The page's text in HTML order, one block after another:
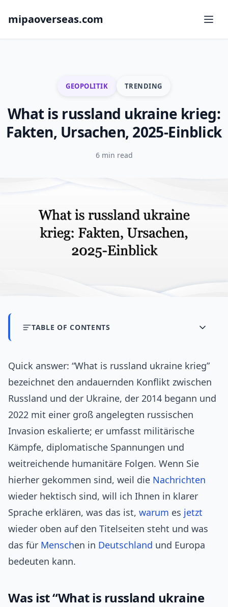
mipaoverseas.com
GEOPOLITIK TRENDING
What is russland ukraine krieg:
Fakten, Ursachen, 2025-Einblick
6 min read
TABLE OF CONTENTS
Quick answer: “What is russland ukraine krieg”
bezeichnet den andauernden Konflikt zwischen
Russland und der Ukraine, der 2014 begann und
2022 mit einer groß angelegten russischen
Invasion eskalierte; er umfasst militärische
Kämpfe, diplomatische Spannungen und
weitreichende humanitäre Folgen. Wenn Sie
hierher gekommen sind, weil die Nachrichten
wieder hektisch sind, will ich Ihnen in klarer
Sprache erklären, was das ist, warum es jetzt
wieder oben auf den Titelseiten steht und was
das für Menschen in Deutschland und Europa
bedeuten kann.
Was ist “What is russland ukraine